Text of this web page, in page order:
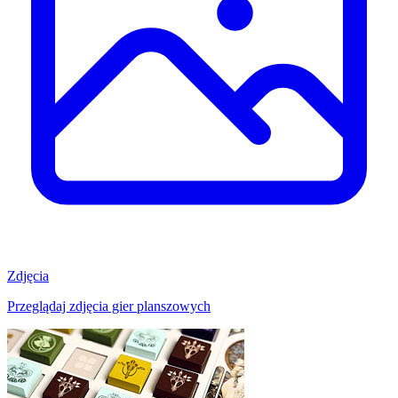
Zdjęcia
Przeglądaj zdjęcia gier planszowych